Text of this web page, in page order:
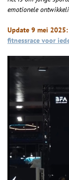
emotionele
Update 9 mei
fitnessrace voor